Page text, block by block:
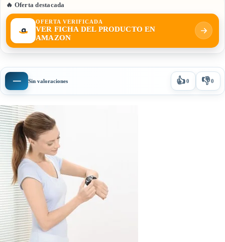
🔥 Oferta destacada
OFERTA VERIFICADA
VER FICHA DEL PRODUCTO EN
AMAZON
— Sin valoraciones 👍0 👎0